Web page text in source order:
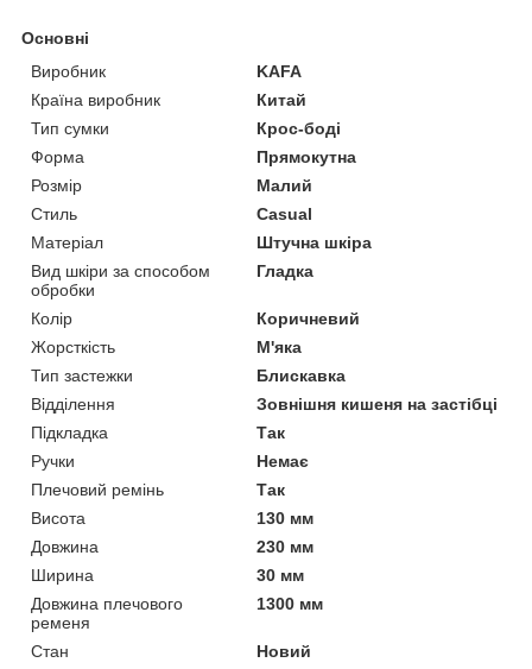
Основні
Виробник
KAFA
Країна виробник
Китай
Тип сумки
Крос-боді
Форма
Прямокутна
Розмір
Малий
Стиль
Casual
Матеріал
Штучна шкіра
Вид шкіри за способом
обробки
Гладка
Колір
Коричневий
Жорсткість
М'яка
Тип застежки
Блискавка
Відділення
Зовнішня кишеня на застібці
Підкладка
Так
Ручки
Немає
Плечовий ремінь
Так
Висота
130 мм
Довжина
230 мм
Ширина
30 мм
Довжина плечового
ременя
1300 мм
Стан Новий